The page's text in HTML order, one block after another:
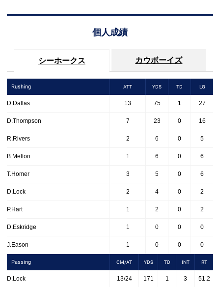
個人成績
シーホークス カウボーイズ
Rushing ATT YDS TD LG
D.Dallas 13 75 1 27
D.Thompson 7 23 0 16
R.Rivers 2 6 0 5
B.Melton 1 6 0 6
T.Homer 3 5 0 6
D.Lock 2 4 0 2
P.Hart 1 2 0 2
D.Eskridge 1 0 0 0
J.Eason 1 0 0 0
Passing CM/AT YDS TD INT RT
D.Lock 13/24 171 1 3 51.2